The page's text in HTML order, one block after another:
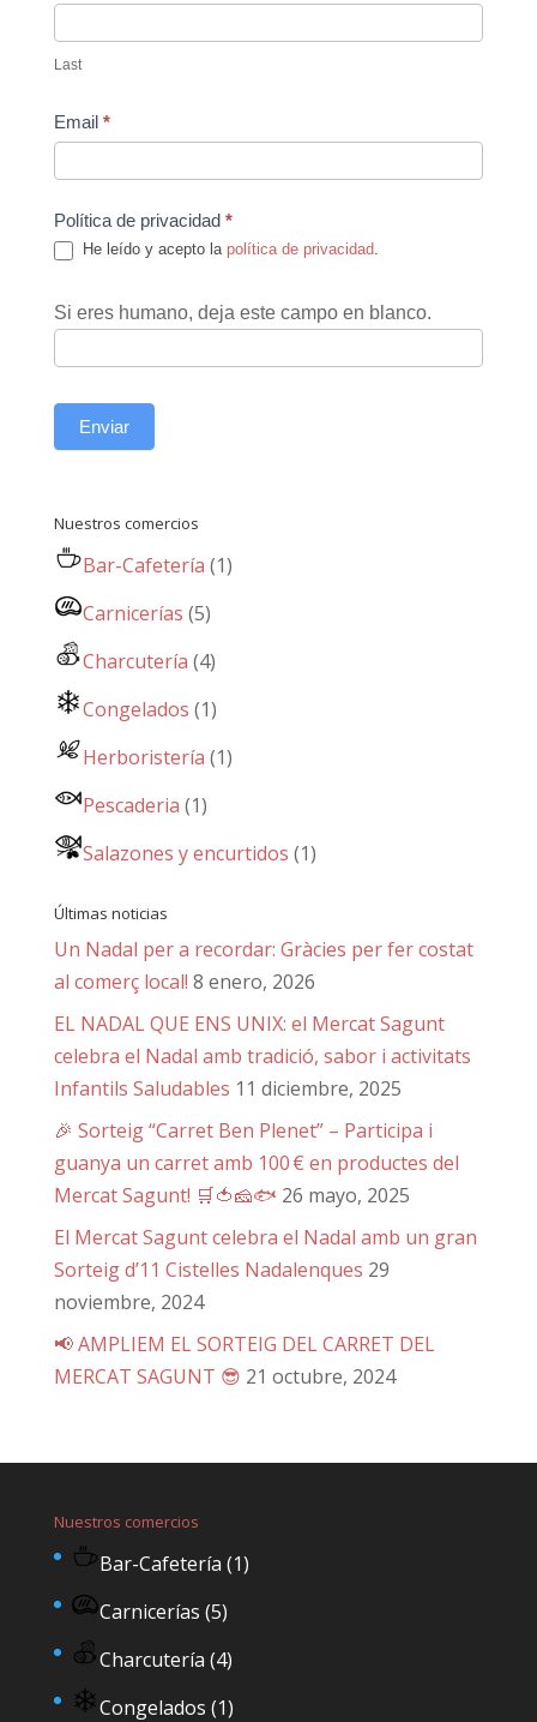
Last
Email *
Política de privacidad *
He leído y acepto la política de privacidad.
Si eres humano, deja este campo en blanco.
Enviar
Nuestros comercios
Bar-Cafetería (1)
Carnicerías (5)
Charcutería (4)
Congelados (1)
Herboristería (1)
Pescaderia (1)
Salazones y encurtidos (1)
Últimas noticias
Un Nadal per a recordar: Gràcies per fer costat
al comerç local! 8 enero, 2026
EL NADAL QUE ENS UNIX: el Mercat Sagunt
celebra el Nadal amb tradició, sabor i activitats
Infantils Saludables 11 diciembre, 2025
🎉 Sorteig “Carret Ben Plenet” – Participa i
guanya un carret amb 100 € en productes del
Mercat Sagunt! 🛒🍅🧀🐟 26 mayo, 2025
El Mercat Sagunt celebra el Nadal amb un gran
Sorteig d’11 Cistelles Nadalenques 29
noviembre, 2024
📢 AMPLIEM EL SORTEIG DEL CARRET DEL
MERCAT SAGUNT 😎 21 octubre, 2024
Nuestros comercios
Bar-Cafetería (1)
Carnicerías (5)
Charcutería (4)
Congelados (1)